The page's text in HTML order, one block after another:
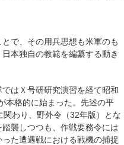
で、その用兵思想も米軍のも
本独自の教範を編纂する動き
はＸ号研研究演習を経て昭和
本格的に始まった。先述の平
わり、野外令（32年版）とな
襲しつつも、作戦要務令には
た遭遇戦における戦機の捕捉